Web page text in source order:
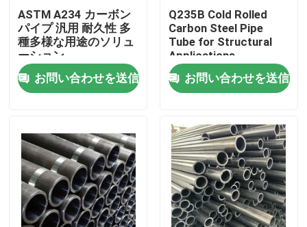
家へ
製品
わたしたち に つい て
工場 ツアー
ASTM A234 カーボン
パイプ 汎用 耐久性 多
種多様な用途のソリュ
ーション
お問い合わせを送信
Q235B Cold Rolled
Carbon Steel Pipe
Tube for Structural
Applications
お問い合わせを送信